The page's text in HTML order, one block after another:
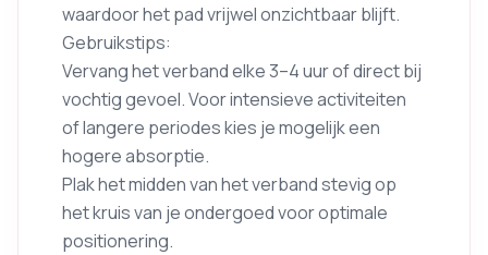
waardoor het pad vrijwel onzichtbaar blijft.
Gebruikstips:
Vervang het verband elke 3–4 uur of direct bij
vochtig gevoel. Voor intensieve activiteiten
of langere periodes kies je mogelijk een
hogere absorptie.
Plak het midden van het verband stevig op
het kruis van je ondergoed voor optimale
positionering.